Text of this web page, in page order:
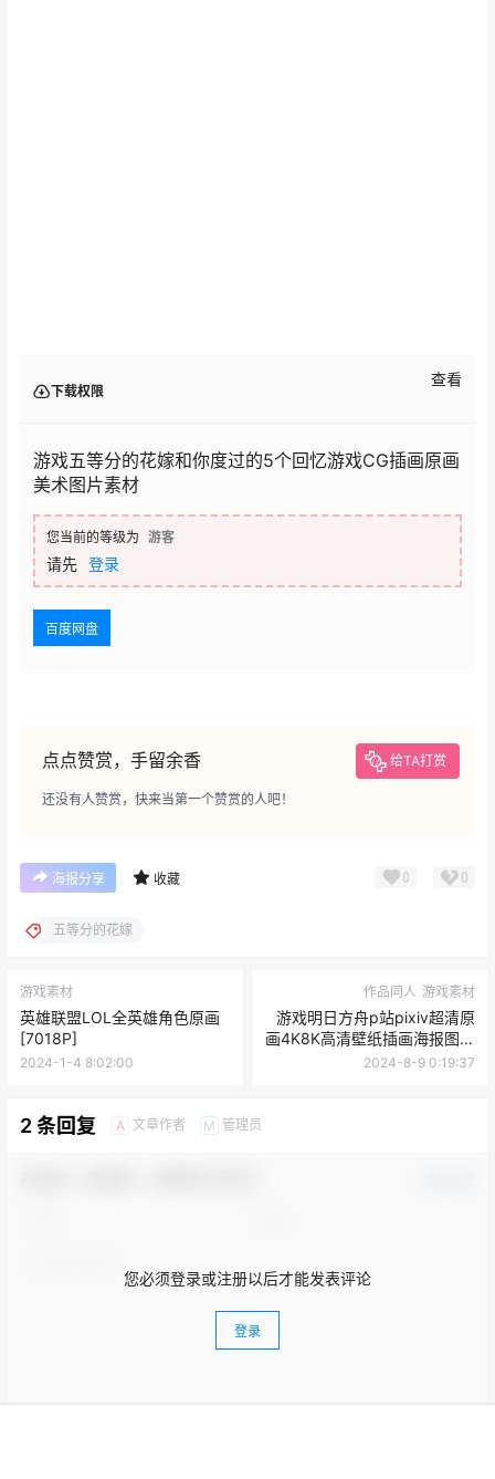
下载权限
查看
游戏五等分的花嫁和你度过的5个回忆游戏CG插画原画
美术图片素材
您当前的等级为 游客
请先 登录
百度网盘
点点赞赏，手留余香 给TA打赏
还没有人赞赏，快来当第一个赞赏的人吧！
海报分享 收藏 0 0
五等分的花嫁
游戏素材
英雄联盟LOL全英雄角色原画
[7018P]
2024-1-4 8:02:00
作品同人 游戏素材
游戏明日方舟p站pixiv超清原
画4K8K高清壁纸插画海报图集
图片素材(二期更新)
2024-8-9 0:19:37
2 条回复 A 文章作者 M 管理员
您必须登录或注册以后才能发表评论
登录